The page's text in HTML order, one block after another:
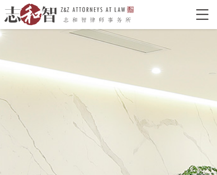

律所荣誉
合伙人
业务领域
经典案例